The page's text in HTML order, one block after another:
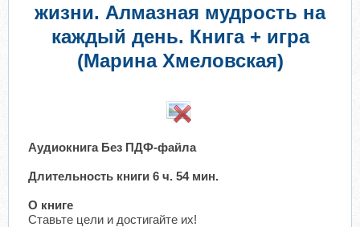
жизни. Алмазная мудрость на
каждый день. Книга + игра
(Марина Хмеловская)
Аудиокнига Без ПДФ-файла
Длительность книги 6 ч. 54 мин.
О книге
Ставьте цели и достигайте их!